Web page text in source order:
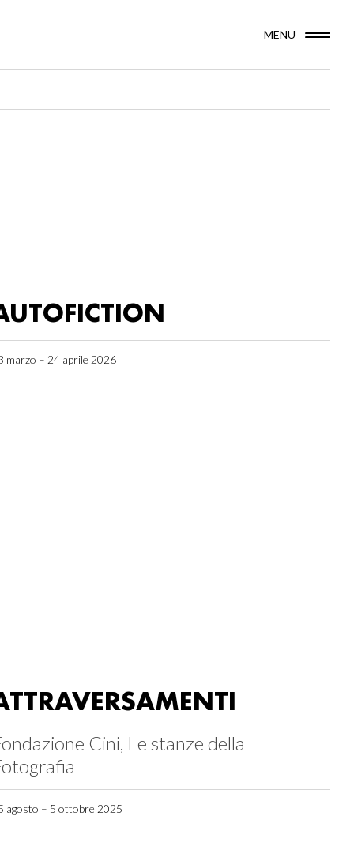
MENU
marzo – 24 aprile 2026
Cini, Le stanze della
agosto – 5 ottobre 2025